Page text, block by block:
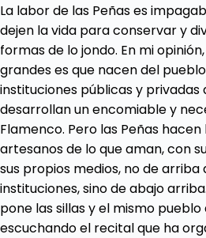
La labor de las Peñas es
dejen la vida para conservar y
formas de lo jondo. En mi
grandes es que nacen del
instituciones públicas y privadas
desarrollan un encomiable y
Flamenco. Pero las Peñas
artesanos de lo que aman, con
sus propios medios, no de
instituciones, sino de abajo
pone las sillas y el mismo
escuchando el recital que ha